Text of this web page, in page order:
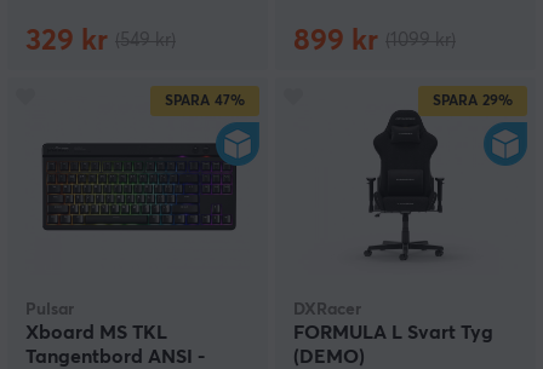
329 kr 899 kr
SPARA 47%
Pulsar
Xboard MS TKL
Tangentbord ANSI -
SPARA 29%
DXRacer
FORMULA L Svart Tyg
(DEMO)